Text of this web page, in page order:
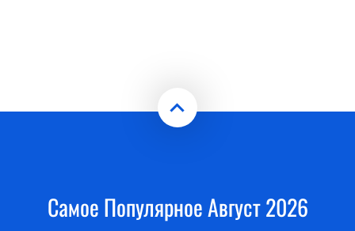
Самое Популярное Август 2026